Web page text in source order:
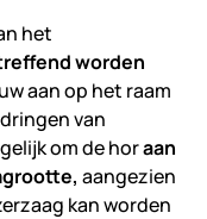
het
worden
aan op het raam
van
om de horaan
aangezien
kan worden